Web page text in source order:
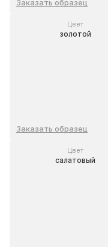
Заказать образец
Цвет
золотой
Заказать образец
Цвет
салатовый